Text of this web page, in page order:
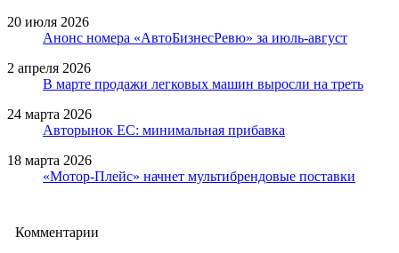
20 июля 2026
Анонс номера «АвтоБизнесРевю» за июль-август
2 апреля 2026
В марте продажи легковых машин выросли на треть
24 марта 2026
Авторынок ЕС: минимальная прибавка
18 марта 2026
«Мотор-Плейс» начнет мультибрендовые поставки
Комментарии